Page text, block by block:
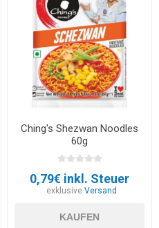
Ching's Shezwan Noodles
60g
0,79€ inkl. Steuer
exklusive Versand
KAUFEN